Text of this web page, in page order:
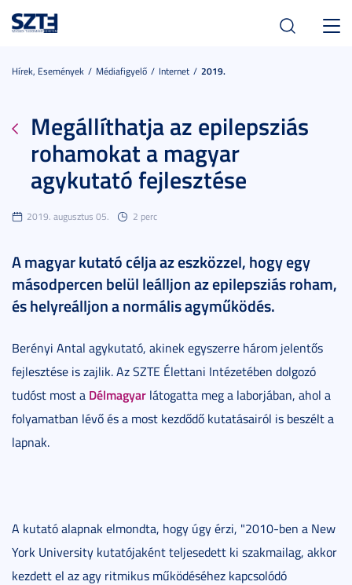
Hírek, Események Médiafigyelő Internet 2019.
Megállíthatja az epilepsziás
rohamokat a magyar
agykutató fejlesztése
2019. augusztus 05. 2 perc
A magyar kutató célja az eszközzel, hogy egy
másodpercen belül leálljon az epilepsziás roham,
és helyreálljon a normális agyműködés.
Berényi Antal agykutató, akinek egyszerre három jelentős
fejlesztése is zajlik. Az SZTE Élettani Intézetében dolgozó
tudóst most a Délmagyar látogatta meg a laborjában, ahol a
folyamatban lévő és a most kezdődő kutatásairól is beszélt a
lapnak.
A kutató alapnak elmondta, hogy úgy érzi, "2010-ben a New
York University kutatójaként teljesedett ki szakmailag, akkor
kezdett el az agy ritmikus működéséhez kapcsolódó